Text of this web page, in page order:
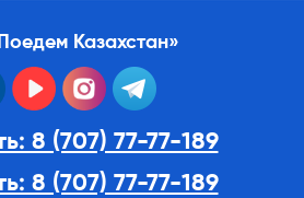
Казахстан»
facebook youtube instagram
8 (707) 77-77-189
8 (707) 77-77-189